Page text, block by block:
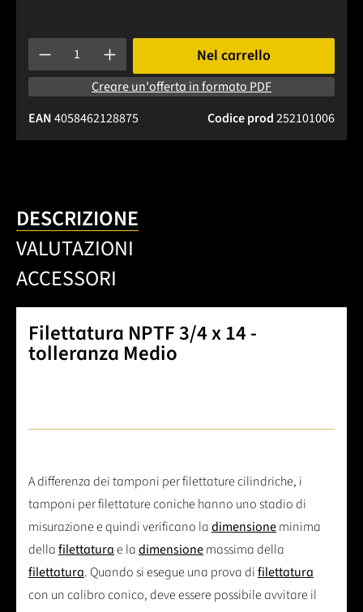
Quantità del prodotto: inserisci la quantità desiderata o
Nel carrello
Creare un'offerta in formato PDF
Codice prod252101006
EAN4058462128875
DESCRIZIONE
VALUTAZIONI
ACCESSORI
Filettatura NPTF 3/4 x 14 -
tolleranza Medio
A differenza dei tamponi per filettature cilindriche, i
tamponi per filettature coniche hanno uno stadio di
misurazione e quindi verificano ladimensioneminima
dellafilettaturae ladimensionemassima della
filettatura. Quando si esegue una prova difilettatura
con un calibro conico, deve essere possibile avvitare il